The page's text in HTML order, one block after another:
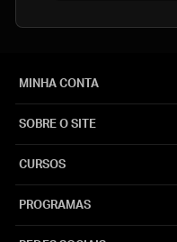
MINHA CONTA
SOBRE O SITE
CURSOS
PROGRAMAS